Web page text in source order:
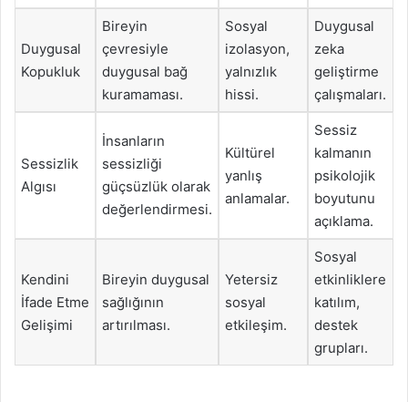
Duygusal
Kopukluk
Bireyin
çevresiyle
duygusal bağ
kuramaması.
Sosyal
izolasyon,
yalnızlık
hissi.
Duygusal
zeka
geliştirme
çalışmaları.
Sessizlik
Algısı
İnsanların
sessizliği
güçsüzlük olarak
değerlendirmesi.
Kültürel
yanlış
anlamalar.
Sessiz
kalmanın
psikolojik
boyutunu
açıklama.
Kendini
İfade Etme
Gelişimi
Bireyin duygusal
sağlığının
artırılması.
Yetersiz
sosyal
etkileşim.
Sosyal
etkinliklere
katılım,
destek
grupları.